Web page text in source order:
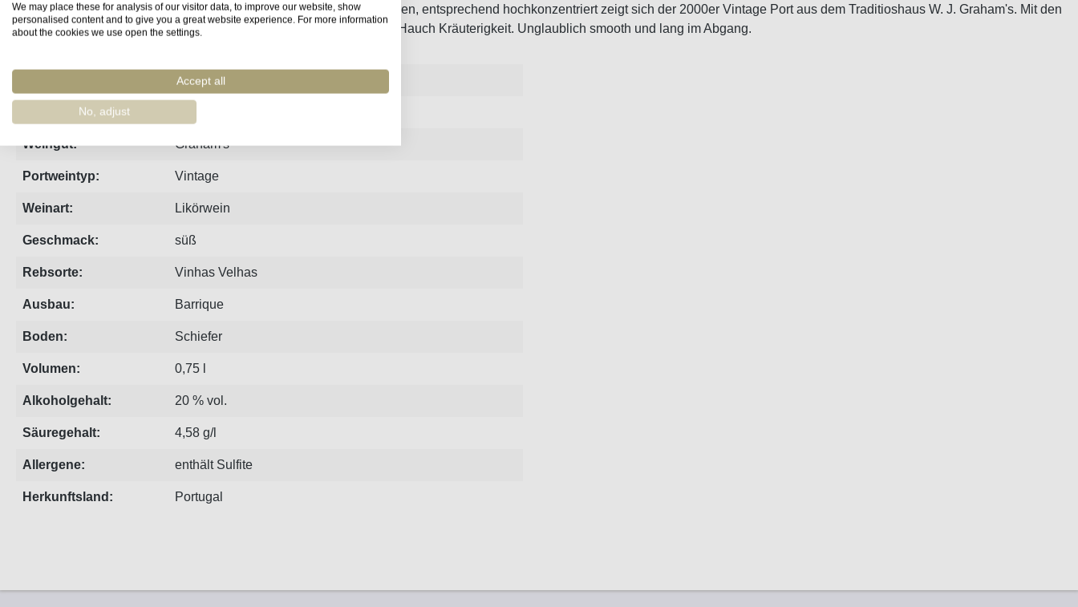
Der Milleniumsjahrgang war einer der ertragärmsten seit vielen Jahren, entsprechend hochkonzentriert zeigt sich der 2000er Vintage Port aus dem Traditioshaus W. J. Graham's. Mit den
typischen Aromen von reifer Pflaume und dunklen Beeren, plus ein Hauch Kräuterigkeit. Unglaublich smooth und lang im Abgang.
2000
Weingut: Graham's
Portweintyp: Vintage
Weinart: Likörwein
Geschmack: süß
Rebsorte: Vinhas Velhas
Ausbau: Barrique
Boden: Schiefer
Volumen: 0,75 l
Alkoholgehalt: 20 % vol.
Säuregehalt: 4,58 g/l
Allergene: enthält Sulfite
Herkunftsland: Portugal
We may place these for analysis of our visitor data, to improve our website, show
personalised content and to give you a great website experience. For more information
about the cookies we use open the settings.
Accept all
No, adjust